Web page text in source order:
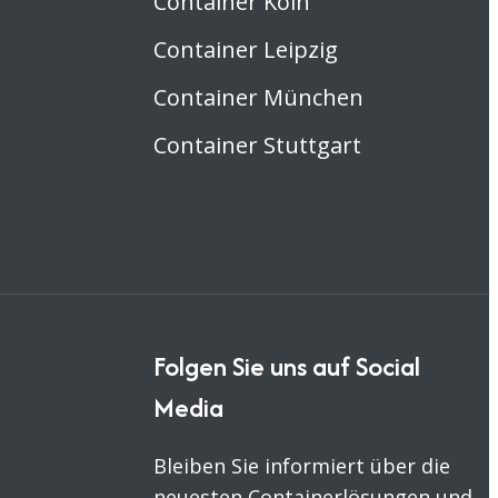
Container Leipzig
Container München
Container Stuttgart
Folgen Sie uns auf Social
Media
Bleiben Sie informiert über die